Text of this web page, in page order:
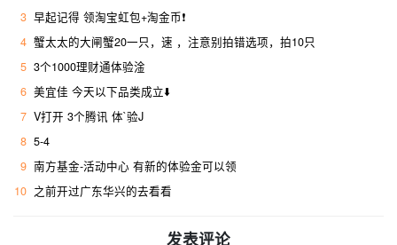
3 早起记得 领淘宝虹包+淘金币❗
4 蟹太太的大闸蟹20一只，速 ，注意别拍错选项，拍10只
5 3个1000理财通体验淦
6 美宜佳 今天以下品类成立⬇️
7 V打开 3个腾讯 体`验J
8 5-4
9 南方基金-活动中心 有新的体验金可以领
10 之前开过广东华兴的去看看
发表评论